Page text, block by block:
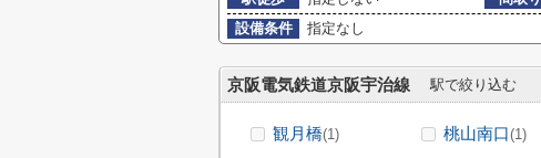
設備条件
指定なし
京阪電気鉄道京阪宇治線 駅で絞り込む
観月橋(1) 桃山南口(1)